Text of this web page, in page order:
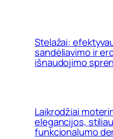
Stelažai:
sandėliavimo ir
išnaudojimo
Laikrodžiai
elegancijos,
funkcionalumo